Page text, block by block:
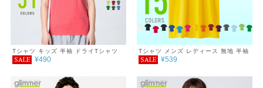
Tシャツ キッズ 半袖 ドライTシャツ
4.4オンス 100～150cm ミックスカ
SALE ¥490
Tシャツ メンズ レディース 無地 半袖
3.5oz インターロックドライTシャツ
SALE ¥539